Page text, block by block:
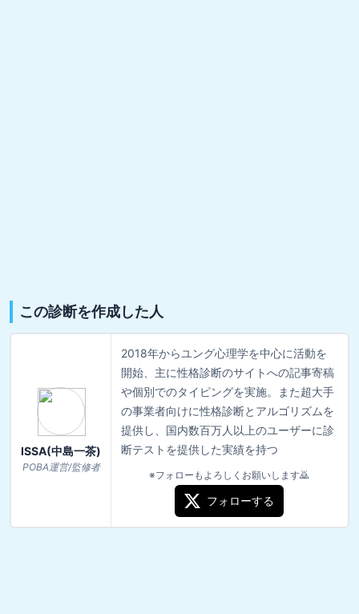
この診断を作成した人
ISSA(中島一茶)
POBA運営/監修者
2018年からユング心理学を中心に活動を
開始、主に性格診断のサイトへの記事寄稿
や個別でのタイピングを実施。また超大手
の事業者向けに性格診断とアルゴリズムを
提供し、国内数百万人以上のユーザーに診
断テストを提供した実績を持つ
※フォローもよろしくお願いします🙇
フォローする